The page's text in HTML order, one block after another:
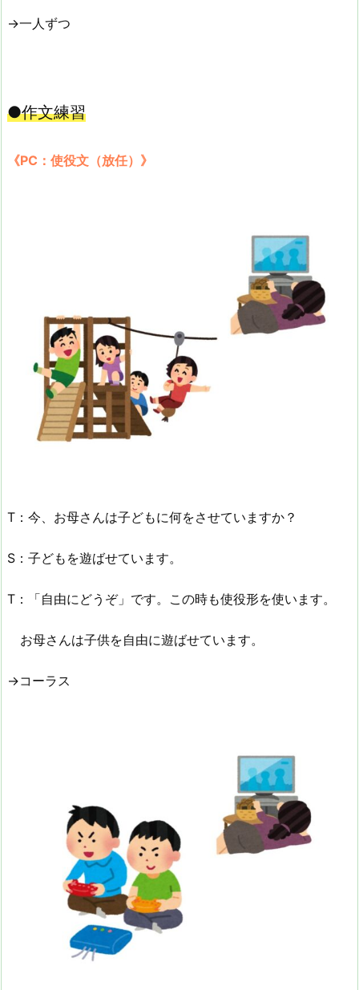
→一人ずつ
●作文練習
《PC：使役文（放任）》
T：今、お母さんは子どもに何をさせていますか？
S：子どもを遊ばせています。
T：「自由にどうぞ」です。この時も使役形を使います。
お母さんは子供を自由に遊ばせています。
→コーラス